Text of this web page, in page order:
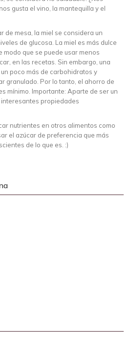
gusta el vino, la mantequilla y el
de mesa, la miel se considera un
de glucosa. La miel es más dulce
modo que se puede usar menos
en las recetas. Sin embargo, una
poco más de carbohidratos y
granulado. Por lo tanto, el ahorro de
mínimo. Importante: Aparte de ser un
interesantes propiedades
nutrientes en otros alimentos como
el azúcar de preferencia que más
de lo que es. :)